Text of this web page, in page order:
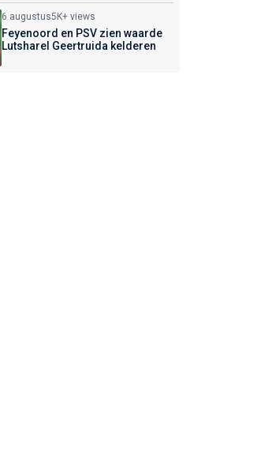
6 augustus5K+ views
Feyenoord en PSV zien waarde
Lutsharel Geertruida kelderen